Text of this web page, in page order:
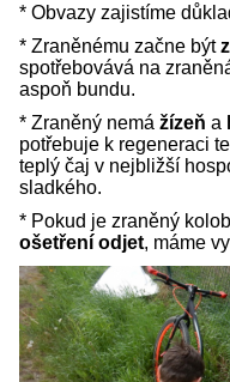
* Obvazy zajistíme
* Zraněnému začne být
spotřebovává na
aspoň bundu.
* Zraněný nemá žízeň a
potřebuje k regeneraci
teplý čaj v nejbližší
sladkého.
* Pokud je zraněný
ošetření odjet, máme